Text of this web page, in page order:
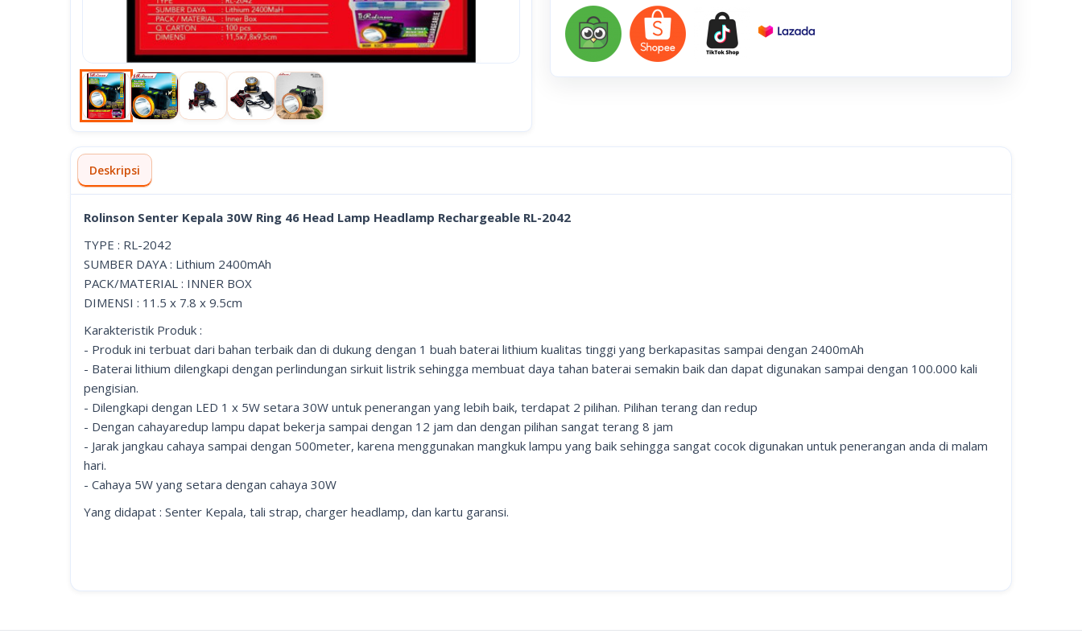
Deskripsi
Rolinson Senter Kepala 30W Ring 46 Head Lamp Headlamp Rechargeable RL-2042
TYPE : RL-2042
SUMBER DAYA : Lithium 2400mAh
PACK/MATERIAL : INNER BOX
DIMENSI : 11.5 x 7.8 x 9.5cm
Karakteristik Produk :
- Produk ini terbuat dari bahan terbaik dan di dukung dengan 1 buah baterai lithium kualitas tinggi yang berkapasitas sampai dengan 2400mAh
- Baterai lithium dilengkapi dengan perlindungan sirkuit listrik sehingga membuat daya tahan baterai semakin baik dan dapat digunakan sampai dengan 100.000 kali
pengisian.
- Dilengkapi dengan LED 1 x 5W setara 30W untuk penerangan yang lebih baik, terdapat 2 pilihan. Pilihan terang dan redup
- Dengan cahayaredup lampu dapat bekerja sampai dengan 12 jam dan dengan pilihan sangat terang 8 jam
- Jarak jangkau cahaya sampai dengan 500meter, karena menggunakan mangkuk lampu yang baik sehingga sangat cocok digunakan untuk penerangan anda di malam
hari.
- Cahaya 5W yang setara dengan cahaya 30W
Yang didapat : Senter Kepala, tali strap, charger headlamp, dan kartu garansi.